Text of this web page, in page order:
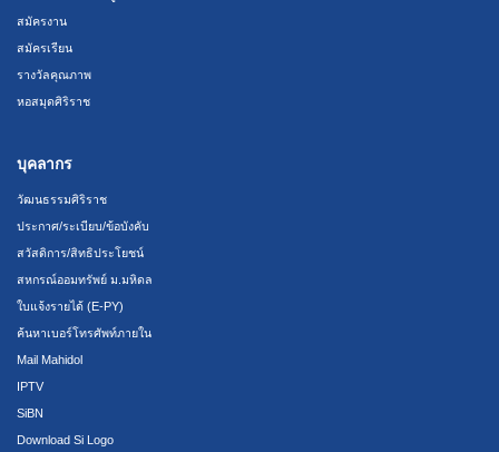
สมัครงาน
สมัครเรียน
รางวัลคุณภาพ
หอสมุดศิริราช
บุคลากร
วัฒนธรรมศิริราช
ประกาศ/ระเบียบ/ข้อบังคับ
สวัสดิการ/สิทธิประโยชน์
สหกรณ์ออมทรัพย์ ม.มหิดล
ใบแจ้งรายได้ (E-PY)
ค้นหาเบอร์โทรศัพท์ภายใน
Mail Mahidol
IPTV
SiBN
Download Si Logo